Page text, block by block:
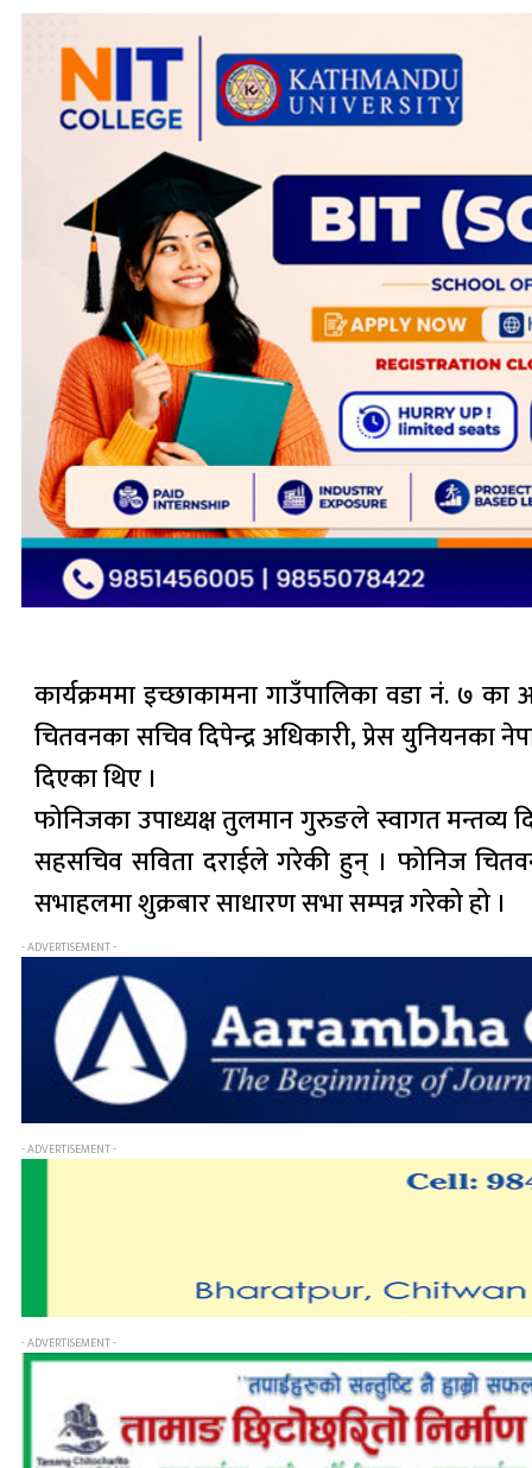
कार्यक्रममा इच्छाकामना गाउँपालिका वडा नं. ७
चितवनका सचिव दिपेन्द्र अधिकारी, प्रेस युनियनका
दिएका थिए ।
फोनिजका उपाध्यक्ष तुलमान गुरुङले स्वागत मन्तव्य
सहसचिव सविता दराईले गरेकी हुन् । फोनिज
सभाहलमा शुक्रबार साधारण सभा सम्पन्न गरेको हो ।
- ADVERTISEMENT -
- ADVERTISEMENT -
- ADVERTISEMENT -